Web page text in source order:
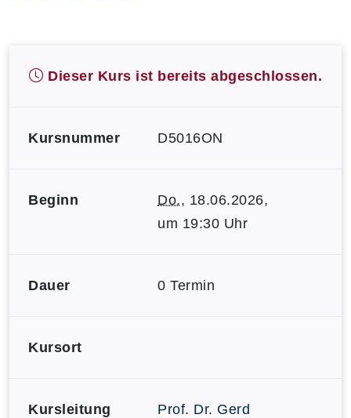
Dieser Kurs ist bereits abgeschlossen.
Kursnummer D5016ON
Beginn Do., 18.06.2026,
um 19:30 Uhr
Dauer 0 Termin
Kursort
Kursleitung
Prof. Dr. Gerd